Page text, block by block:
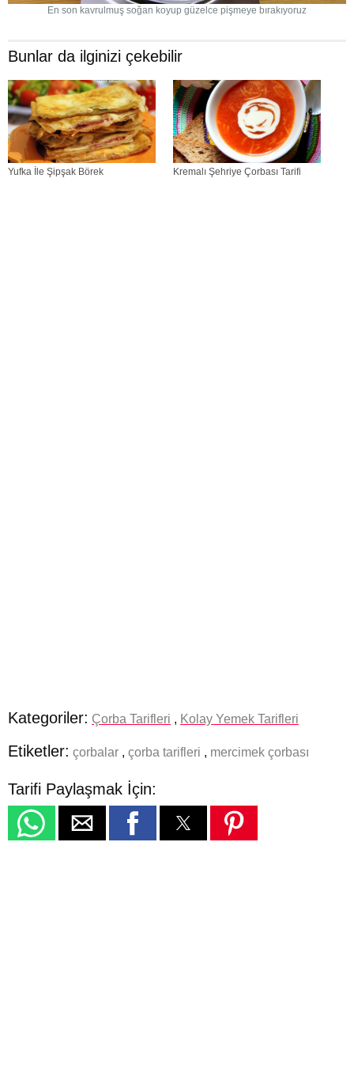
En son kavrulmuş soğan koyup güzelce pişmeye bırakıyoruz
Bunlar da ilginizi çekebilir
Yufka İle Şipşak Börek Kremalı Şehriye Çorbası Tarifi
Kategoriler: Çorba Tarifleri , Kolay Yemek Tarifleri
Etiketler: çorbalar , çorba tarifleri , mercimek çorbası
Tarifi Paylaşmak İçin: